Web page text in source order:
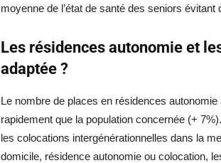
moyenne de l’état de santé des seniors
Les résidences autonomie et
adaptée ?
Le nombre de places en résidences
rapidement que la population concernée (+
les colocations intergénérationnelles dans la
domicile, résidence autonomie ou colocation,